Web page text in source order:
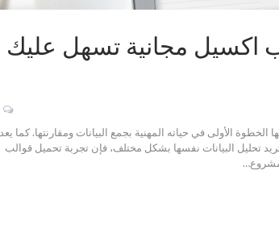
اكسيل مجانية تسهل عليك
الأولى في حياته المهنية بجمع البيانات ومقارنتها. كما يعد
تحليل البيانات نفسها بشكل مختلف، فإن تجربة تحميل قوالب